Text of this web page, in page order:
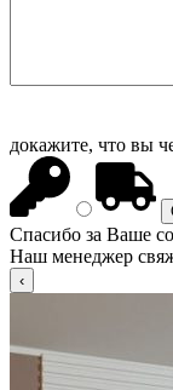
докажите, что вы
Спасибо за Ваше
Наш менеджер